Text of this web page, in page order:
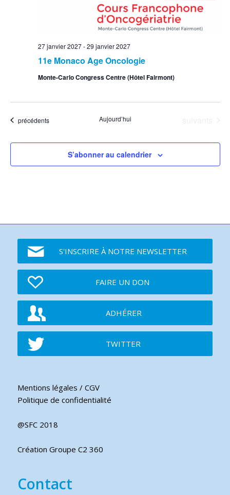
11e Monaco Age Oncologie
27 janvier 2027-29 janvier 2027
Monte-Carlo Congress Centre (Hôtel Fairmont)
Événements
précédents Aujourd’hui
S’abonner au calendrier
S'INSCRIRE À NOTRE NEWSLETTER
FAIRE UN DON
ADHÉRER
TWITTER
Mentions légales / CGV
Politique de confidentialité
@SFC 2018
Création Groupe C2 360
Contact